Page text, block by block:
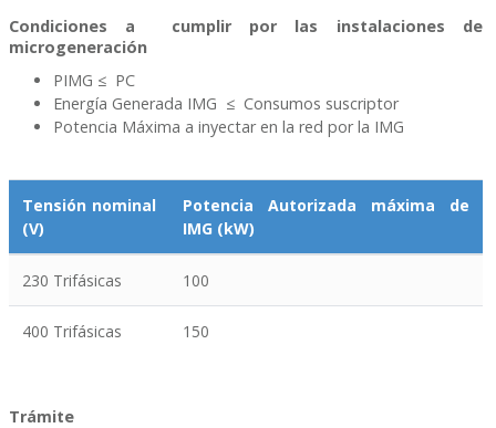
Condiciones a cumplir por las instalaciones de
microgeneración
PIMG ≤ PC
Energía Generada IMG ≤ Consumos suscriptor
Potencia Máxima a inyectar en la red por la IMG
Tensión nominal
(V)
Potencia Autorizada máxima de
IMG (kW)
230 Trifásicas 100
400 Trifásicas 150
Trámite